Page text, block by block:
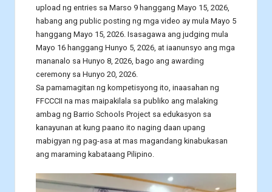
upload ng entries sa Marso 9 hanggang Mayo 15, 2026,
habang ang public posting ng mga video ay mula Mayo 5
hanggang Mayo 15, 2026. Isasagawa ang judging mula
Mayo 16 hanggang Hunyo 5, 2026, at iaanunsyo ang mga
mananalo sa Hunyo 8, 2026, bago ang awarding
ceremony sa Hunyo 20, 2026.
Sa pamamagitan ng kompetisyong ito, inaasahan ng
FFCCCII na mas maipakilala sa publiko ang malaking
ambag ng Barrio Schools Project sa edukasyon sa
kanayunan at kung paano ito naging daan upang
mabigyan ng pag-asa at mas magandang kinabukasan
ang maraming kabataang Pilipino.